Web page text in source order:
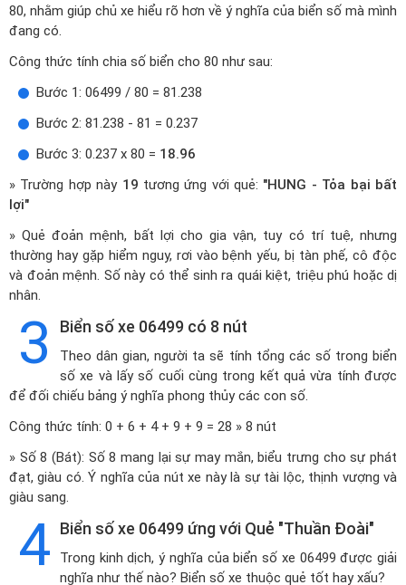
80, nhằm giúp chủ xe hiểu rõ hơn về ý nghĩa của biển số mà mình
đang có.
Công thức tính chia số biển cho 80 như sau:
Bước 1: 06499 / 80 = 81.238
Bước 2: 81.238 - 81 = 0.237
Bước 3: 0.237 x 80 = 18.96
» Trường hợp này 19 tương ứng với quẻ: "HUNG - Tỏa bại bất
lợi"
» Quẻ đoản mệnh, bất lợi cho gia vận, tuy có trí tuệ, nhưng
thường hay gặp hiểm nguy, rơi vào bệnh yếu, bị tàn phế, cô độc
và đoản mệnh. Số này có thể sinh ra quái kiệt, triệu phú hoặc dị
nhân.
3 Biển số xe 06499 có 8 nút
Theo dân gian, người ta sẽ tính tổng các số trong biển
số xe và lấy số cuối cùng trong kết quả vừa tính được
để đối chiếu bảng ý nghĩa phong thủy các con số.
Công thức tính: 0 + 6 + 4 + 9 + 9 = 28 » 8 nút
» Số 8 (Bát): Số 8 mang lại sự may mắn, biểu trưng cho sự phát
đạt, giàu có. Ý nghĩa của nút xe này là sự tài lộc, thịnh vượng và
giàu sang.
4 Biển số xe 06499 ứng với Quẻ "Thuần Đoài"
Trong kinh dịch, ý nghĩa của biển số xe 06499 được giải
nghĩa như thế nào? Biển số xe thuộc quẻ tốt hay xấu?